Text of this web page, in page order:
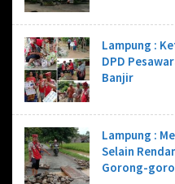
Lampung :
DPD
Banjir
Lampung :
Selain
Gorong-